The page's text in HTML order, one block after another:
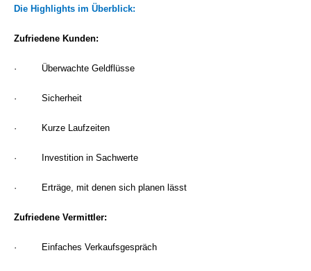
Die Highlights im Überblick:
Zufriedene Kunden:
· Überwachte Geldflüsse
· Sicherheit
· Kurze Laufzeiten
· Investition in Sachwerte
· Erträge, mit denen sich planen lässt
Zufriedene Vermittler:
· Einfaches Verkaufsgespräch